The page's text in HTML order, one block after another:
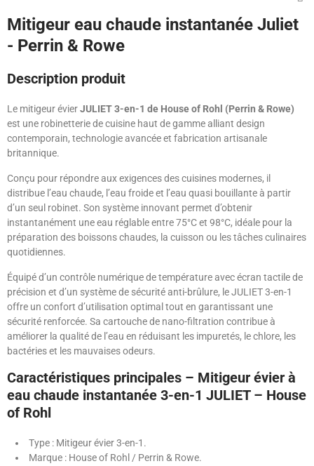
Mitigeur eau chaude instantanée Juliet
- Perrin & Rowe
Description produit
Le mitigeur évierJULIET 3-en-1 de House of Rohl (Perrin & Rowe)
est une robinetterie de cuisine haut de gamme alliant design
contemporain, technologie avancée et fabrication artisanale
britannique.
Conçu pour répondre aux exigences des cuisines modernes, il
distribue l’eau chaude, l’eau froide et l’eau quasi bouillante à partir
d’un seul robinet. Son système innovant permet d’obtenir
instantanément une eau réglable entre 75°C et 98°C, idéale pour la
préparation des boissons chaudes, la cuisson ou les tâches culinaires
quotidiennes.
Équipé d’un contrôle numérique de température avec écran tactile de
précision et d’un système de sécurité anti-brûlure, le JULIET 3-en-1
offre un confort d’utilisation optimal tout en garantissant une
sécurité renforcée. Sa cartouche de nano-filtration contribue à
améliorer la qualité de l’eau en réduisant les impuretés, le chlore, les
bactéries et les mauvaises odeurs.
Caractéristiques principales – Mitigeur évier à
eau chaude instantanée 3-en-1 JULIET – House
of Rohl
Type : Mitigeur évier 3-en-1.
Marque : House of Rohl / Perrin & Rowe.